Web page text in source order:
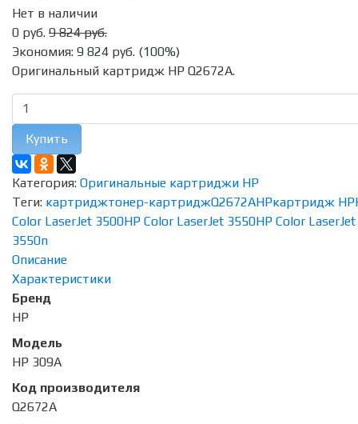
Нет в наличии
0 руб. 9 824 руб.
Экономия: 9 824 руб. (100%)
Оригинальный картридж HP Q2672A.
Купить
Категория: Оригинальные картриджи HP
Теги: картриджтонер-картриджQ2672AHPкартридж HP
Color LaserJet 3500HP Color LaserJet 3550HP Color LaserJet
3550n
Описание
Характеристики
Бренд
HP
Модель
HP 309A
Код производителя
Q2672A